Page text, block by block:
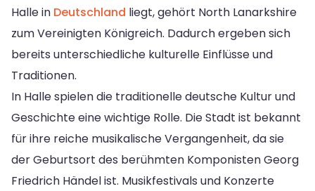
Halle in Deutschland liegt, gehört North Lanarkshire
zum Vereinigten Königreich. Dadurch ergeben sich
bereits unterschiedliche kulturelle Einflüsse und
Traditionen.
In Halle spielen die traditionelle deutsche Kultur und
Geschichte eine wichtige Rolle. Die Stadt ist bekannt
für ihre reiche musikalische Vergangenheit, da sie
der Geburtsort des berühmten Komponisten Georg
Friedrich Händel ist. Musikfestivals und Konzerte